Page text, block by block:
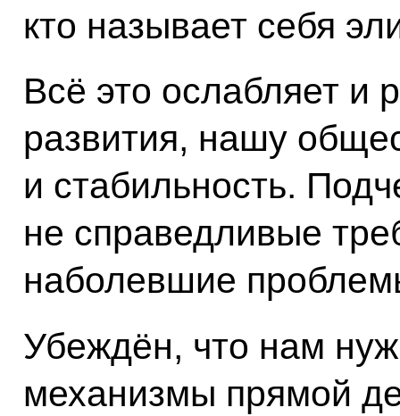
кто называет себя
Всё это ослабляет и
развития, нашу
и стабильность.
не справедливые
наболевшие
Убеждён, что нам
механизмы прямой